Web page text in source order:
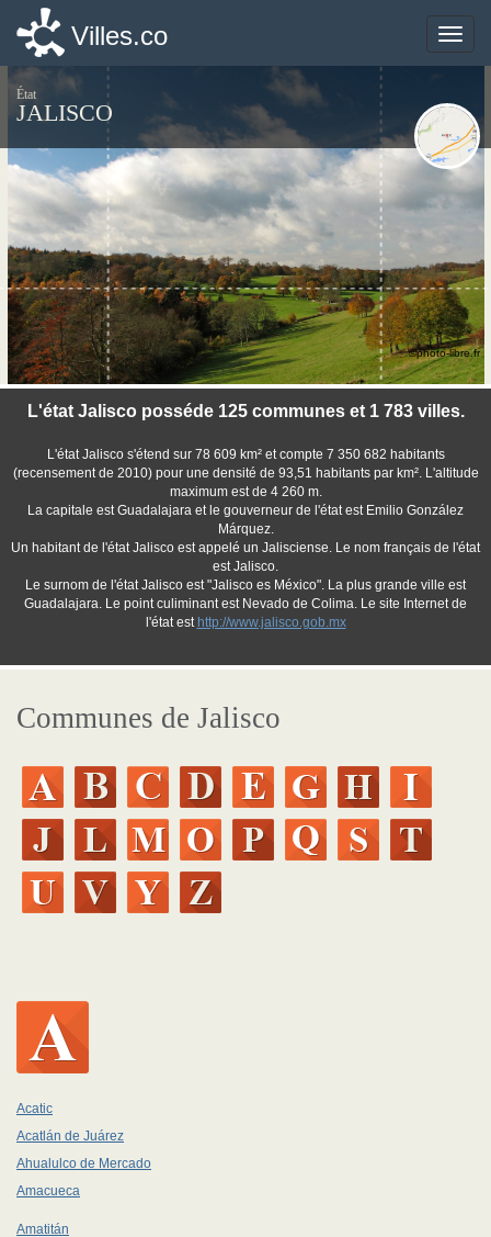
Toggle
Villes.co
État
JALISCO
L'état Jalisco posséde 125 communes et 1 783 villes.
L'état Jalisco s'étend sur 78 609 km² et compte 7 350 682 habitants
(recensement de 2010) pour une densité de 93,51 habitants par km². L'altitude
maximum est de 4 260 m.
La capitale est Guadalajara et le gouverneur de l'état est Emilio González
Márquez.
Un habitant de l'état Jalisco est appelé un Jalisciense. Le nom français de l'état
est Jalisco.
Le surnom de l'état Jalisco est "Jalisco es México". La plus grande ville est
Guadalajara. Le point culiminant est Nevado de Colima. Le site Internet de
l'état est http://www.jalisco.gob.mx
©photo-libre.fr
Communes de Jalisco
Acatic
Acatlán de Juárez
Ahualulco de Mercado
Amacueca
Amatitán
Toggle
Villes.co